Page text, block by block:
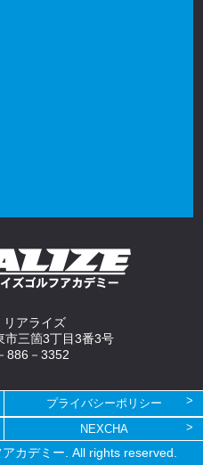
アライズ
三箇3丁目3番3号
886－3352
プライバシーポリシー
NEXCHA
カデミー. All rights reserved.